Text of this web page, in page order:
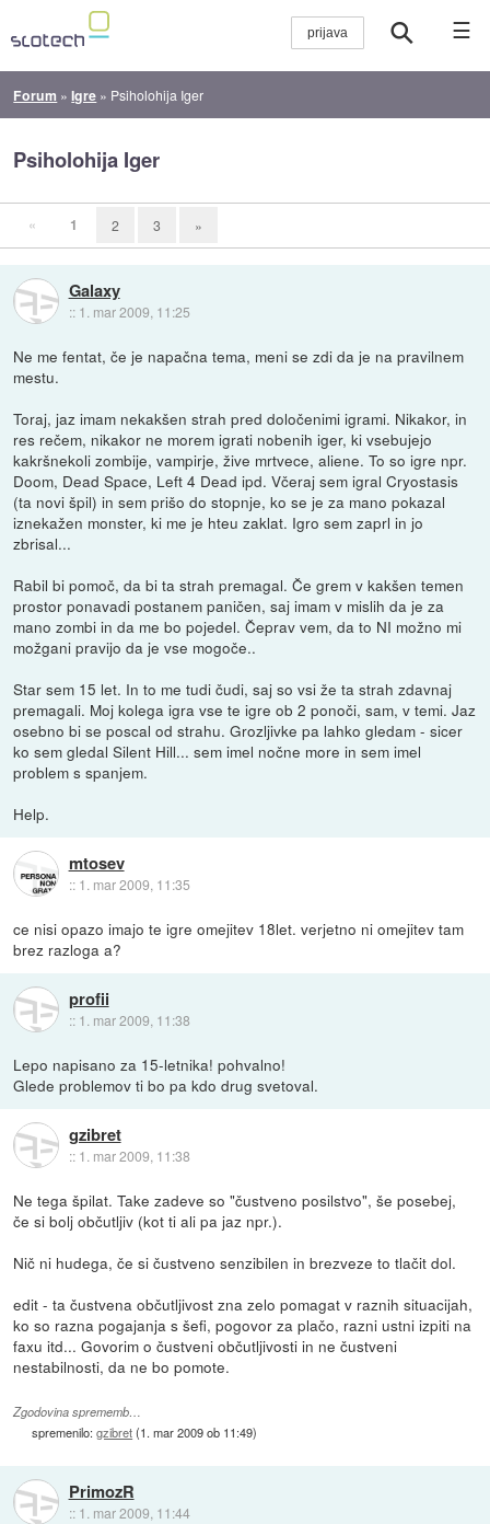
☰
Forum »Igre » Psiholohija Iger
Psiholohija Iger
« 1 2 3 »
Galaxy
:: 1. mar 2009, 11:25
Ne me fentat, če je napačna tema, meni se zdi da je na pravilnem
mestu.
Toraj, jaz imam nekakšen strah pred določenimi igrami. Nikakor, in
res rečem, nikakor ne morem igrati nobenih iger, ki vsebujejo
kakršnekoli zombije, vampirje, žive mrtvece, aliene. To so igre npr.
Doom, Dead Space, Left 4 Dead ipd. Včeraj sem igral Cryostasis
(ta novi špil) in sem prišo do stopnje, ko se je za mano pokazal
iznekažen monster, ki me je hteu zaklat. Igro sem zaprl in jo
zbrisal...
Rabil bi pomoč, da bi ta strah premagal. Če grem v kakšen temen
prostor ponavadi postanem paničen, saj imam v mislih da je za
mano zombi in da me bo pojedel. Čeprav vem, da to NI možno mi
možgani pravijo da je vse mogoče..
Star sem 15 let. In to me tudi čudi, saj so vsi že ta strah zdavnaj
premagali. Moj kolega igra vse te igre ob 2 ponoči, sam, v temi. Jaz
osebno bi se poscal od strahu. Grozljivke pa lahko gledam - sicer
ko sem gledal Silent Hill... sem imel nočne more in sem imel
problem s spanjem.
Help.
mtosev
:: 1. mar 2009, 11:35
ce nisi opazo imajo te igre omejitev 18let. verjetno ni omejitev tam
brez razloga a?
profii
:: 1. mar 2009, 11:38
Lepo napisano za 15-letnika! pohvalno!
Glede problemov ti bo pa kdo drug svetoval.
gzibret
:: 1. mar 2009, 11:38
Ne tega špilat. Take zadeve so "čustveno posilstvo", še posebej,
če si bolj občutljiv (kot ti ali pa jaz npr.).
Nič ni hudega, če si čustveno senzibilen in brezveze to tlačit dol.
edit - ta čustvena občutljivost zna zelo pomagat v raznih situacijah,
ko so razna pogajanja s šefi, pogovor za plačo, razni ustni izpiti na
faxu itd... Govorim o čustveni občutljivosti in ne čustveni
nestabilnosti, da ne bo pomote.
Zgodovina sprememb…
spremenilo:gzibret(1. mar 2009 ob 11:49)
PrimozR
:: 1. mar 2009, 11:44